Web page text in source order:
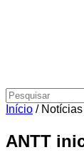
Início / Notícias
ANTT